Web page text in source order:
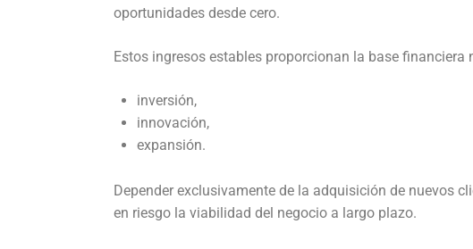
oportunidades desde cero.
Estos ingresos estables proporcionan la base financiera
inversión,
innovación,
expansión.
Depender exclusivamente de la adquisición de nuevos
en riesgo la viabilidad del negocio a largo plazo.